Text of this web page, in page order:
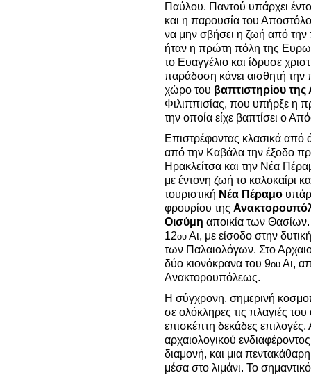
Παύλου. Παντού υπάρχει
και η παρουσία του
να μην σβήσει η ζωή από την
ήταν η πρώτη πόλη της
το Ευαγγέλιο και ίδρυσε
παράδοση κάνει αισθητή την
χώρο του βαπτιστηρίου
Φιλιππισίας, που υπήρξε η
την οποία είχε βαπτίσει ο
Επιστρέφοντας κλασικά
από την Καβάλα την έξοδο
Ηρακλείτσα και την Νέα
με έντονη ζωή το καλοκαίρι
τουριστική Νέα Πέραμο
φρουρίου της
Οισύμη αποικία των Θασίων.
12ου Αι, με είσοδο στην
των Παλαιολόγων. Στο
δύο κιονόκρανα του 9ου Αι,
Ανακτορουπόλεως.
Η σύγχρονη, σημερινή
σε ολόκληρες τις πλαγιές
επισκέπτη δεκάδες επιλογές.
αρχαιολογικού
διαμονή, και μια
μέσα στο λιμάνι. Το